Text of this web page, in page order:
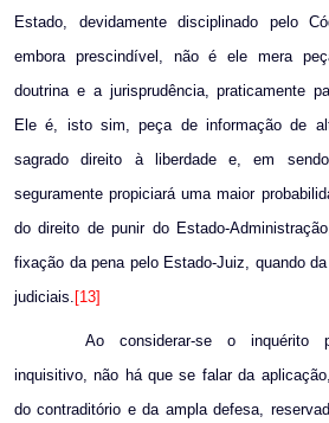
Estado, devidamente disciplinado pelo
embora prescindível, não é ele mera
doutrina e a jurisprudência, praticamente
Ele é, isto sim, peça de informação de
sagrado direito à liberdade e, em sendo
seguramente propiciará uma maior
do direito de punir do Estado-
fixação da pena pelo Estado-Juiz, quando
judiciais. [13]
Ao considerar-se o inquérito
inquisitivo, não há que se falar da
do contraditório e da ampla defesa,